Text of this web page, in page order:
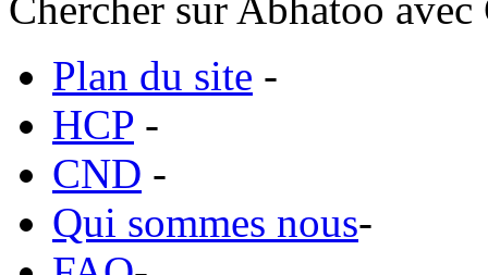
Plan du site -
HCP -
CND -
Qui sommes nous-